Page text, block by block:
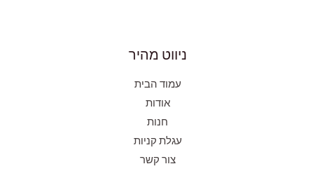
ניווט מהיר
עמוד הבית
אודות
חנות
עגלת קניות
צור קשר